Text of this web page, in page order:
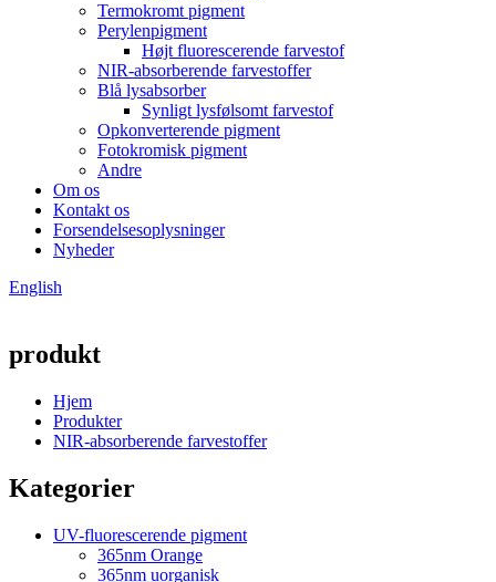
Termokromt pigment
Perylenpigment
Højt fluorescerende farvestof
NIR-absorberende farvestoffer
Blå lysabsorber
Synligt lysfølsomt farvestof
Opkonverterende pigment
Fotokromisk pigment
Andre
Om os
Kontakt os
Forsendelsesoplysninger
Nyheder
English
produkt
Hjem
Produkter
NIR-absorberende farvestoffer
Kategorier
UV-fluorescerende pigment
365nm Orange
365nm uorganisk